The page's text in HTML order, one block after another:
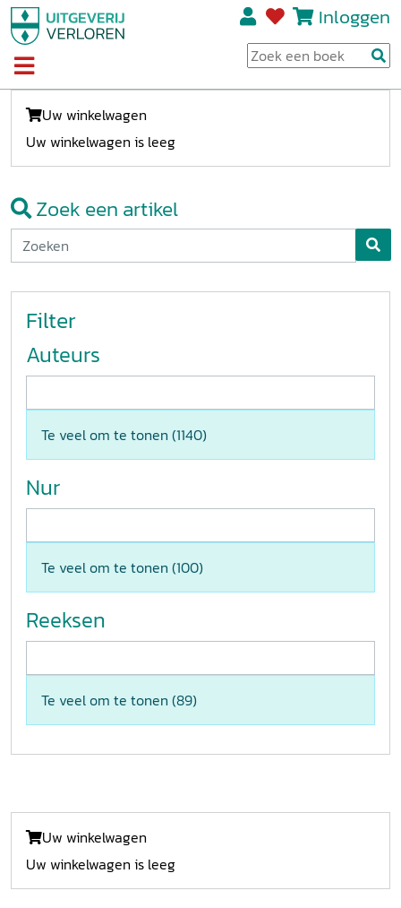
Inloggen
Uw winkelwagen
Uw winkelwagen is leeg
Zoek een artikel
Filter
Auteurs
Te veel om te tonen (1140)
Nur
Te veel om te tonen (100)
Reeksen
Te veel om te tonen (89)
Uw winkelwagen
Uw winkelwagen is leeg